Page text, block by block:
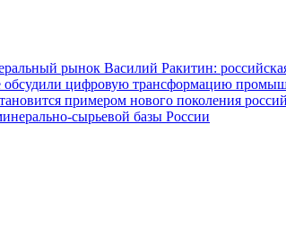
рынок Василий Ракитин:
обсудили цифровую трансформацию
примером нового поколения
сырьевой базы России